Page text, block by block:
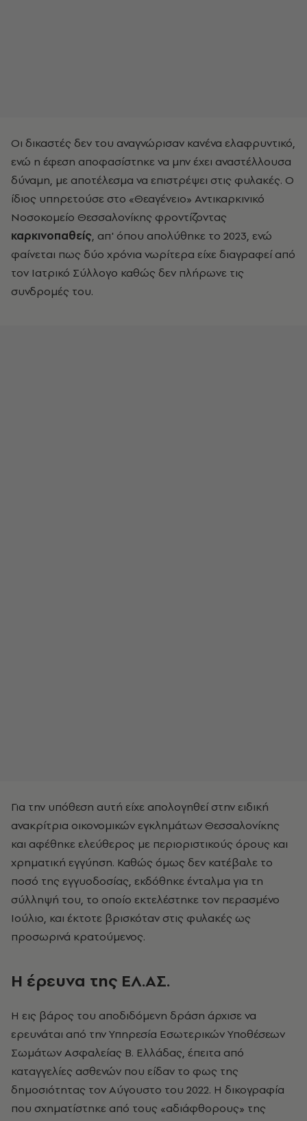
Οι δικαστές δεν του αναγνώρισαν κανένα ελαφρυντικό,
ενώ η έφεση αποφασίστηκε να μην έχει αναστέλλουσα
δύναμη, με αποτέλεσμα να επιστρέψει στις φυλακές. Ο
ίδιος υπηρετούσε στο «Θεαγένειο» Αντικαρκινικό
Νοσοκομείο Θεσσαλονίκης φροντίζοντας
καρκινοπαθείς, απ' όπου απολύθηκε το 2023, ενώ
φαίνεται πως δύο χρόνια νωρίτερα είχε διαγραφεί από
τον Ιατρικό Σύλλογο καθώς δεν πλήρωνε τις
συνδρομές του.
Για την υπόθεση αυτή είχε απολογηθεί στην ειδική
ανακρίτρια οικονομικών εγκλημάτων Θεσσαλονίκης
και αφέθηκε ελεύθερος με περιοριστικούς όρους και
χρηματική εγγύηση. Καθώς όμως δεν κατέβαλε το
ποσό της εγγυοδοσίας, εκδόθηκε ένταλμα για τη
σύλληψή του, το οποίο εκτελέστηκε τον περασμένο
Ιούλιο, και έκτοτε βρισκόταν στις φυλακές ως
προσωρινά κρατούμενος.
Η έρευνα της ΕΛ.ΑΣ.
Η εις βάρος του αποδιδόμενη δράση άρχισε να
ερευνάται από την Υπηρεσία Εσωτερικών Υποθέσεων
Σωμάτων Ασφαλείας Β. Ελλάδας, έπειτα από
καταγγελίες ασθενών που είδαν το φως της
δημοσιότητας τον Αύγουστο του 2022. Η δικογραφία
που σχηματίστηκε από τους «αδιάφθορους» της